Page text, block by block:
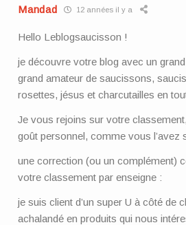
Mandad 12 années il y a
Hello Leblogsaucisson !
je découvre votre blog avec un
grand amateur de saucissons,
rosettes, jésus et charcutailles en
Je vous rejoins sur votre classement,
goût personnel, comme vous l’avez
une correction (ou un complément)
votre classement par enseigne :
je suis client d’un super U à côté de
achalandé en produits qui nous